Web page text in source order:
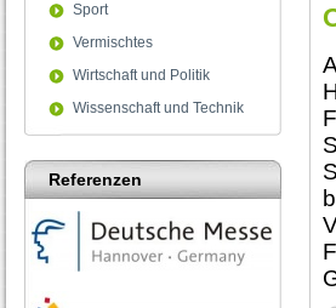
Sport
Vermischtes
Wirtschaft und Politik
Wissenschaft und Technik
Referenzen